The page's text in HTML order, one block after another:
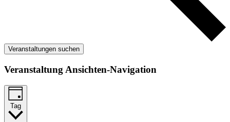
Veranstaltungen suchen
Veranstaltung Ansichten-Navigation
Tag